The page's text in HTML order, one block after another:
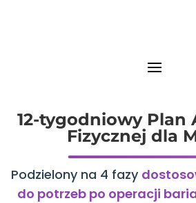
12-tygodniowy Plan
Fizycznej dla
Podzielony na 4 fazy
do potrzeb po operacji